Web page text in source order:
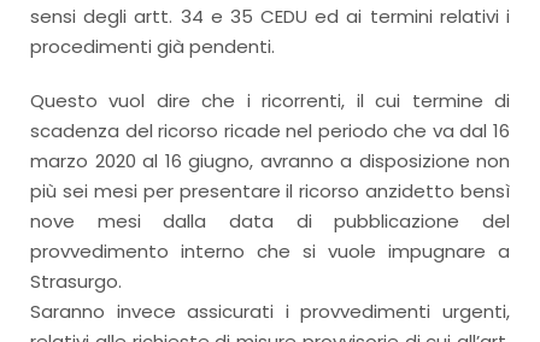
sensi degli artt. 34 e 35 CEDU ed ai termini relativi i
procedimenti già pendenti.
Questo vuol dire che i ricorrenti, il cui termine di
scadenza del ricorso ricade nel periodo che va dal 16
marzo 2020 al 16 giugno, avranno a disposizione non
più sei mesi per presentare il ricorso anzidetto bensì
nove mesi dalla data di pubblicazione del
provvedimento interno che si vuole impugnare a
Strasurgo.
Saranno invece assicurati i provvedimenti urgenti,